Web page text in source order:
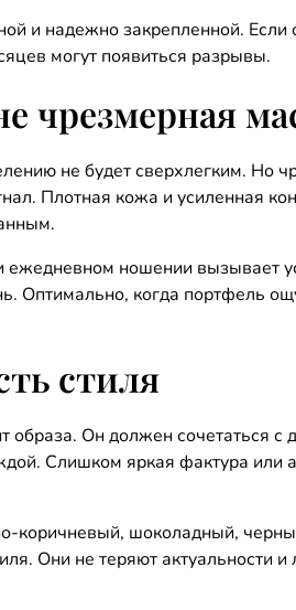
и надежно закрепленной. Если
могут появиться разрывы.
чрезмерная
не будет сверхлегким. Но
Плотная кожа и усиленная
ношении вызывает
Оптимально, когда портфель
стиля
Он должен сочетаться с
Слишком яркая фактура или
коричневый, шоколадный,
Они не теряют актуальности и